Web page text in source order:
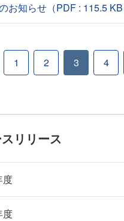
お知らせ（PDF : 115.5 KB
1 2 3 4
リリース
度
度